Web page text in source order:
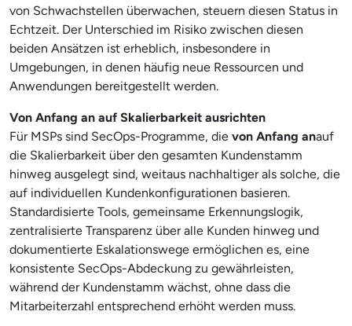
von Schwachstellen überwachen, steuern diesen Status in
Echtzeit. Der Unterschied im Risiko zwischen diesen
beiden Ansätzen ist erheblich, insbesondere in
Umgebungen, in denen häufig neue Ressourcen und
Anwendungen bereitgestellt werden.
Von Anfang an auf Skalierbarkeit ausrichten
Für MSPs sind SecOps-Programme, die von Anfang anauf
die Skalierbarkeit über den gesamten Kundenstamm
hinweg ausgelegt sind, weitaus nachhaltiger als solche, die
auf individuellen Kundenkonfigurationen basieren.
Standardisierte Tools, gemeinsame Erkennungslogik,
zentralisierte Transparenz über alle Kunden hinweg und
dokumentierte Eskalationswege ermöglichen es, eine
konsistente SecOps-Abdeckung zu gewährleisten,
während der Kundenstamm wächst, ohne dass die
Mitarbeiterzahl entsprechend erhöht werden muss.